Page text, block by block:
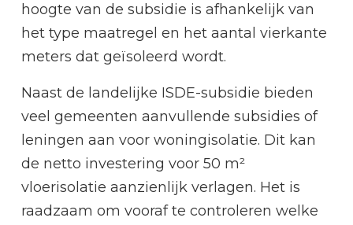
hoogte van de subsidie is afhankelijk van
het type maatregel en het aantal vierkante
meters dat geïsoleerd wordt.
Naast de landelijke ISDE-subsidie bieden
veel gemeenten aanvullende subsidies of
leningen aan voor woningisolatie. Dit kan
de netto investering voor 50 m²
vloerisolatie aanzienlijk verlagen. Het is
raadzaam om vooraf te controleren welke